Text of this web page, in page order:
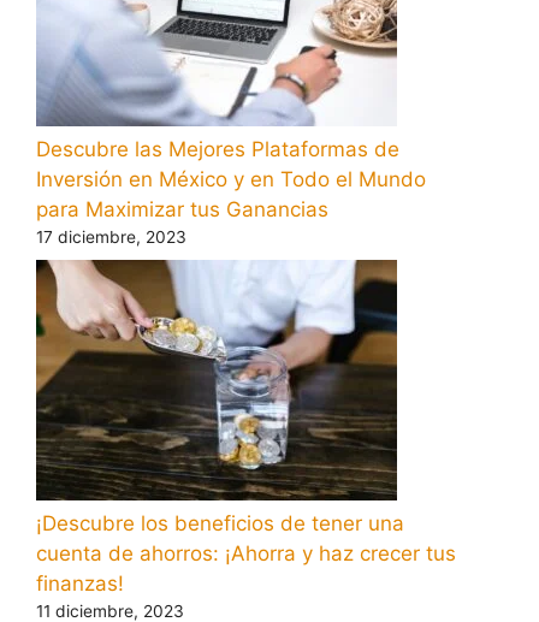
Descubre las Mejores Plataformas de
Inversión en México y en Todo el Mundo
para Maximizar tus Ganancias
17 diciembre, 2023
¡Descubre los beneficios de tener una
cuenta de ahorros: ¡Ahorra y haz crecer tus
finanzas!
11 diciembre, 2023